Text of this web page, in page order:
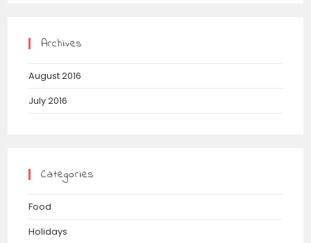
Archives
August 2016
July 2016
Categories
Food
Holidays